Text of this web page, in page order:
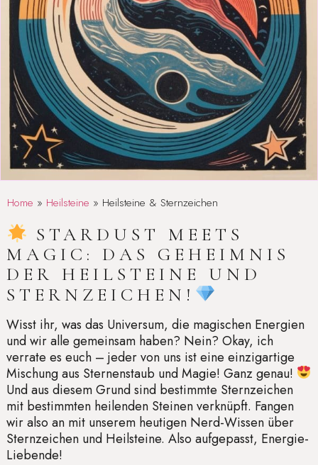
Home » Heilsteine » Heilsteine & Sternzeichen
STARDUST MEETS
MAGIC: DAS GEHEIMNIS
DER HEILSTEINE UND
STERNZEICHEN!
Wisst ihr, was das Universum, die magischen Energien
und wir alle gemeinsam haben? Nein? Okay, ich
verrate es euch – jeder von uns ist eine einzigartige
Mischung aus Sternenstaub und Magie! Ganz genau!
Und aus diesem Grund sind bestimmte Sternzeichen
mit bestimmten heilenden Steinen verknüpft. Fangen
wir also an mit unserem heutigen Nerd-Wissen über
Sternzeichen und Heilsteine. Also aufgepasst, Energie-
Liebende!